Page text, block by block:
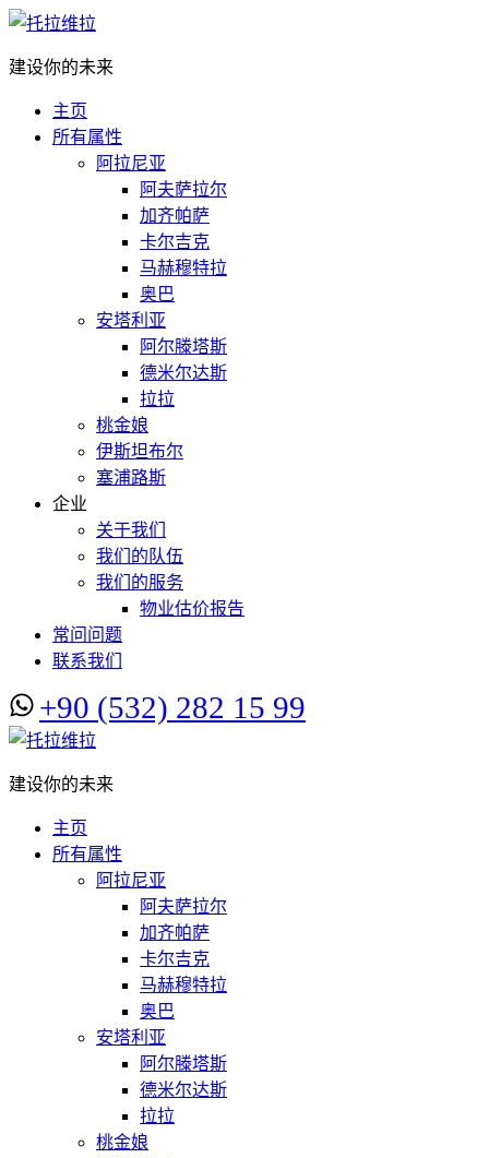
建设你的未来
主页
所有属性
阿拉尼亚
阿夫萨拉尔
加齐帕萨
卡尔吉克
马赫穆特拉
奥巴
安塔利亚
阿尔滕塔斯
德米尔达斯
拉拉
桃金娘
伊斯坦布尔
塞浦路斯
企业
关于我们
我们的队伍
我们的服务
物业估价报告
常问问题
联系我们
+90 (532) 282 15 99
建设你的未来
主页
所有属性
阿拉尼亚
阿夫萨拉尔
加齐帕萨
卡尔吉克
马赫穆特拉
奥巴
安塔利亚
阿尔滕塔斯
德米尔达斯
拉拉
桃金娘